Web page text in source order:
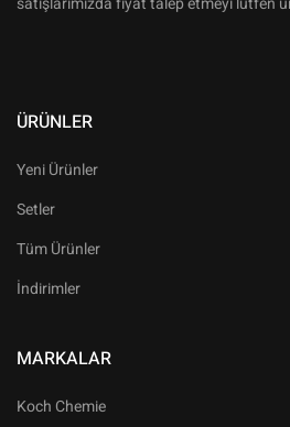
ÜRÜNLER
Yeni Ürünler
Setler
Tüm Ürünler
İndirimler
MARKALAR
Koch Chemie